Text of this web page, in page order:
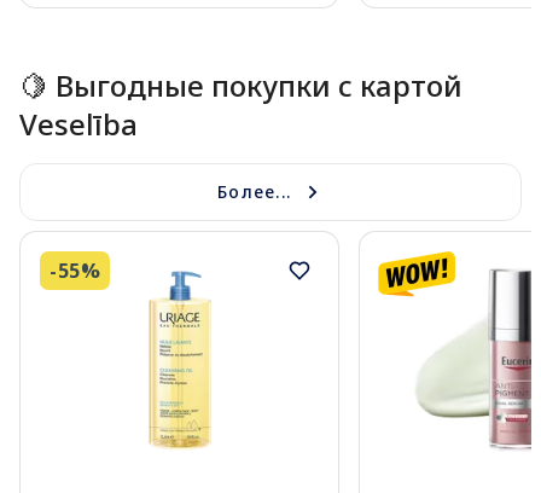
🍋 Выгодные покупки с картой
Veselība
Более...
-55%